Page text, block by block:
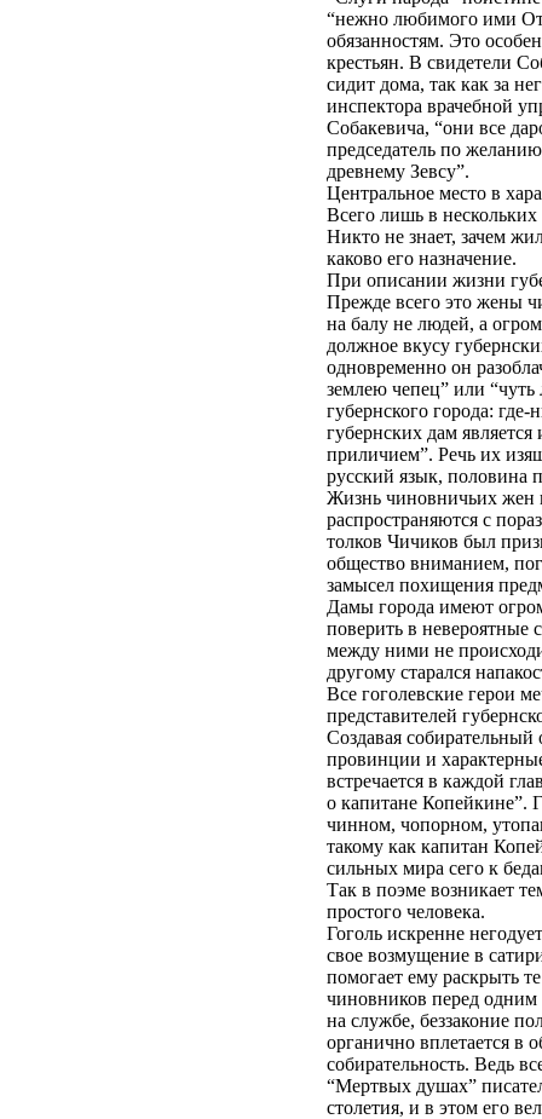
“нежно любимого ими
обязанностям. Это
крестьян. В свидетели
сидит дома, так как за
инспектора врачебной
Собакевича, “они все
председатель по
древнему Зевсу”.
Центральное место в
Всего лишь в
Никто не знает, зачем
каково его назначение.
При описании жизни
Прежде всего это жены
на балу не людей, а
должное вкусу
одновременно он
землею чепец” или “чуть
губернского города:
губернских дам
приличием”. Речь их
русский язык, половина
Жизнь чиновничьих жен
распространяются с
толков Чичиков был
общество вниманием,
замысел похищения
Дамы города имеют
поверить в невероятные
между ними не
другому старался
Все гоголевские герои
представителей
Создавая собирательный
провинции и
встречается в каждой
о капитане Копейкине”.
чинном, чопорном,
такому как капитан
сильных мира сего к
Так в поэме возникает
простого человека.
Гоголь искренне
свое возмущение в
помогает ему раскрыть
чиновников перед одним
на службе, беззаконие
органично вплетается в
собирательность. Ведь
“Мертвых душах”
столетия, и в этом его